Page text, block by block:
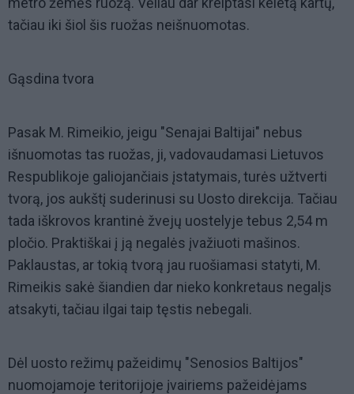
tačiau iki šiol šis ruožas neišnuomotas.
Gąsdina tvora
Pasak M. Rimeikio, jeigu "Senajai Baltijai" nebus
išnuomotas tas ruožas, ji, vadovaudamasi Lietuvos
Respublikoje galiojančiais įstatymais, turės užtverti
tvorą, jos aukštį suderinusi su Uosto direkcija. Tačiau
tada iškrovos krantinė žvejų uostelyje tebus 2,54 m
pločio. Praktiškai į ją negalės įvažiuoti mašinos.
Paklaustas, ar tokią tvorą jau ruošiamasi statyti, M.
Rimeikis sakė šiandien dar nieko konkretaus negalįs
atsakyti, tačiau ilgai taip tęstis nebegali.
Dėl uosto režimų pažeidimų "Senosios Baltijos"
nuomojamoje teritorijoje įvairiems pažeidėjams